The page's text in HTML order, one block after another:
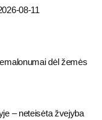
08-11
dėl žemės
– neteisėta žvejyba